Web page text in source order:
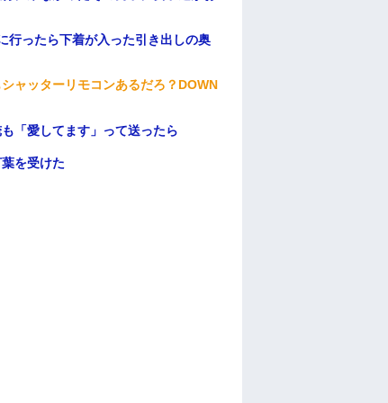
行ったら下着が入った引き出しの奥
ャッターリモコンあるだろ？DOWN
「愛してます」って送ったら
を受けた